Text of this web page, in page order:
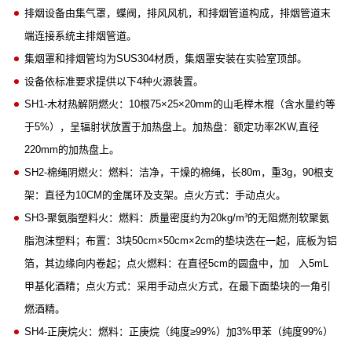
排烟设备由集气罩，蝶阀，排风风机，和排烟管道构成，排烟管道末
端连接系统主排烟管道。
集烟罩和排烟管均为SUS304材质，集烟罩安装在实验室顶部。
设备依标准要求提供以下4种火源装置。
SH1-木材热解阴燃火：10根75×25×20mm的山毛榉木棍（含水量约等
于5%），呈辐射状放置于加热盘上。加热盘：额定功率2KW,直径
220mm的加热盘上。
SH2-棉绳阴燃火：燃料：洁净，干燥的棉绳，长80m，重3g，90根支
架：直径为10CM的金属环及支架。点火方式：手动点火。
SH3-聚氨脂塑料火：燃料：质量密度约为20kg/m³的无阻燃剂软聚氨
脂泡沫塑料；布置：3块50cm×50cm×2cm的垫块迭在一起，底板为铝
箔，其边缘向内卷起；点火燃料：在直径5cm的圆盘中，加 入5mL
甲基化酒精；点火方式：采用手动点火方式，在最下面垫块的一角引
燃酒精。
SH4-正庚烷火：燃料：正庚烷（纯度≥99%）加3%甲苯（纯度99%）